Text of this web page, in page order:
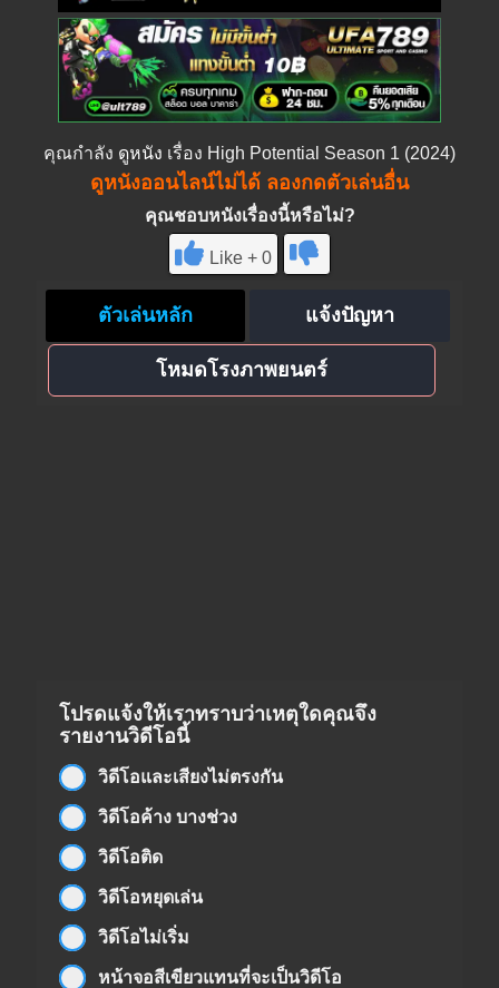
คุณกำลัง ดูหนัง เรื่อง High Potential Season 1 (2024)
ดูหนังออนไลน์ไม่ได้ ลองกดตัวเล่นอื่น
คุณชอบหนังเรื่องนี้หรือไม่?
Like + 0
ตัวเล่นหลัก แจ้งปัญหา
โหมดโรงภาพยนตร์
โปรดแจ้งให้เราทราบว่าเหตุใดคุณจึง
รายงานวิดีโอนี้
วิดีโอและเสียงไม่ตรงกัน
วิดีโอค้าง บางช่วง
วิดีโอติด
วิดีโอหยุดเล่น
วิดีโอไม่เริ่ม
หน้าจอสีเขียวแทนที่จะเป็นวิดีโอ